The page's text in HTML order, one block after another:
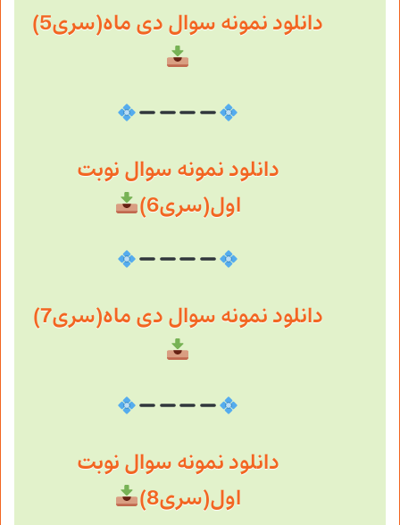
دانلود نمونه سوال دی ماه(سری5)
دانلود نمونه سوال نوبت
اول(سری6)
دانلود نمونه سوال دی ماه(سری7)
دانلود نمونه سوال نوبت
اول(سری8)